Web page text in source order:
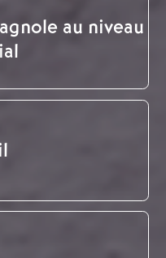
au niveau